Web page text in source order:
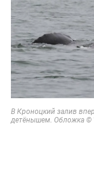
В Кроноцкий залив
детёнышем. Обложка ©